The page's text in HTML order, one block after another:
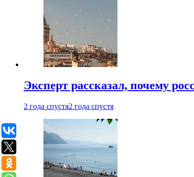
Эксперт рассказал, почему
2 года спустя2 года спустя